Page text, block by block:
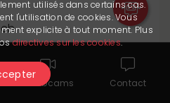
Webcams Contact
utilisés dans certains cas.
l'utilisation de cookies. Vous
explicite à tout moment. Plus
directives sur les cookies.